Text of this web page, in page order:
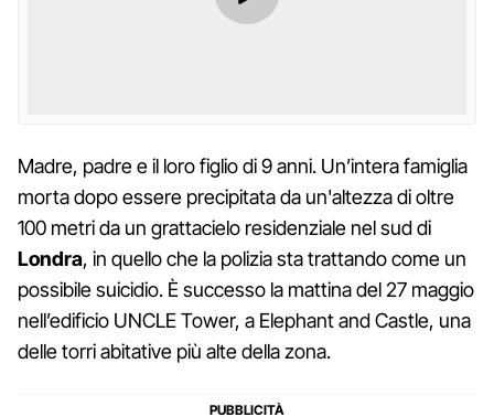
Madre, padre e il loro figlio di 9 anni. Un’intera famiglia
morta dopo essere precipitata da un'altezza di oltre
100 metri da un grattacielo residenziale nel sud di
Londra, in quello che la polizia sta trattando come un
possibile suicidio. È successo la mattina del 27 maggio
nell’edificio UNCLE Tower, a Elephant and Castle, una
delle torri abitative più alte della zona.